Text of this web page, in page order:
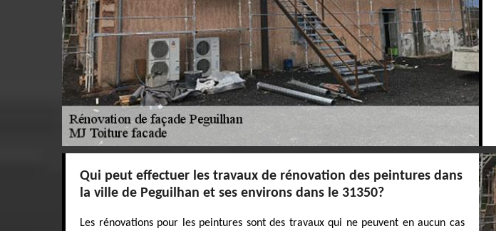
Qui peut effectuer les travaux de rénovation des peintures dans
la ville de Peguilhan et ses environs dans le 31350?
Les rénovations pour les peintures sont des travaux qui ne peuvent en aucun cas